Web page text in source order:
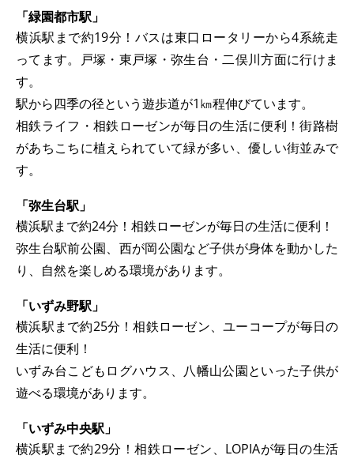
「緑園都市駅」
横浜駅まで約19分！バスは東口ロータリーから4系統走
ってます。戸塚・東戸塚・弥生台・二俣川方面に行けま
す。
駅から四季の径という遊歩道が1㎞程伸びています。
相鉄ライフ・相鉄ローゼンが毎日の生活に便利！街路樹
があちこちに植えられていて緑が多い、優しい街並みで
す。
「弥生台駅」
横浜駅まで約24分！相鉄ローゼンが毎日の生活に便利！
弥生台駅前公園、西が岡公園など子供が身体を動かした
り、自然を楽しめる環境があります。
「いずみ野駅」
横浜駅まで約25分！相鉄ローゼン、ユーコープが毎日の
生活に便利！
いずみ台こどもログハウス、八幡山公園といった子供が
遊べる環境があります。
「いずみ中央駅」
横浜駅まで約29分！相鉄ローゼン、LOPIAが毎日の生活